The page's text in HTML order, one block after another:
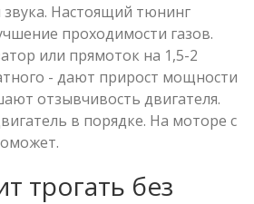
Настоящий тюнинг
проходимости газов.
или прямоток на 1,5-2
- дают прирост мощности
отзывчивость двигателя.
в порядке. На моторе с
трогать без